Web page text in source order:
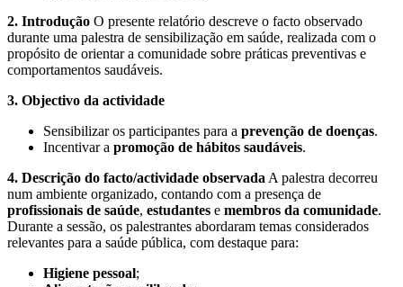
2. Introdução O presente relatório descreve o facto observado
durante uma palestra de sensibilização em saúde, realizada com o
propósito de orientar a comunidade sobre práticas preventivas e
comportamentos saudáveis.
3. Objectivo da actividade
Sensibilizar os participantes para a prevenção de doenças.
Incentivar a promoção de hábitos saudáveis.
4. Descrição do facto/actividade observadaA palestra decorreu
num ambiente organizado, contando com a presença de
profissionais de saúde, estudantes e membros da comunidade.
Durante a sessão, os palestrantes abordaram temas considerados
relevantes para a saúde pública, com destaque para:
Higiene pessoal;